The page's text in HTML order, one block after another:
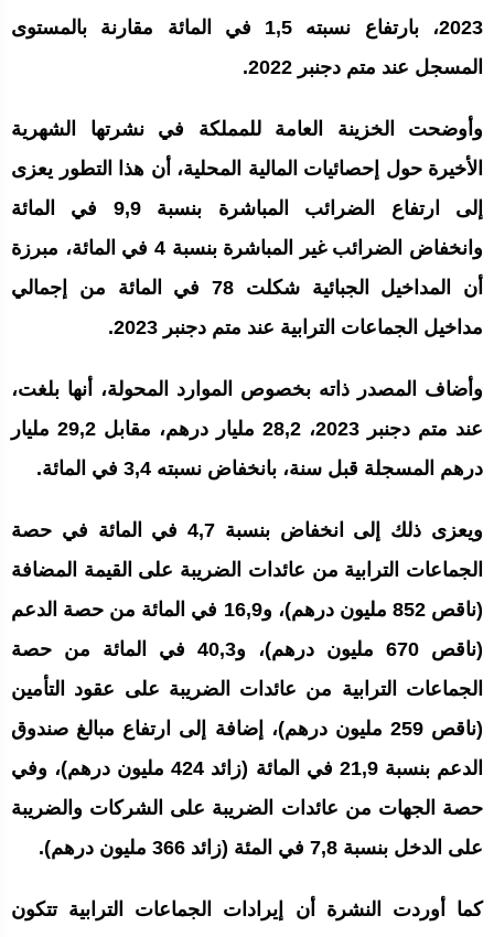
2023، بارتفاع نسبته 1,5 في المائة مقارنة بالمستوى
المسجل عند متم دجنبر 2022.
وأوضحت الخزينة العامة للمملكة في نشرتها الشهرية
الأخيرة حول إحصائيات المالية المحلية، أن هذا التطور يعزى
إلى ارتفاع الضرائب المباشرة بنسبة 9,9 في المائة
وانخفاض الضرائب غير المباشرة بنسبة 4 في المائة، مبرزة
أن المداخيل الجبائية شكلت 78 في المائة من إجمالي
مداخيل الجماعات الترابية عند متم دجنبر 2023.
وأضاف المصدر ذاته بخصوص الموارد المحولة، أنها بلغت،
عند متم دجنبر 2023، 28,2 مليار درهم، مقابل 29,2 مليار
درهم المسجلة قبل سنة، بانخفاض نسبته 3,4 في المائة.
ويعزى ذلك إلى انخفاض بنسبة 4,7 في المائة في حصة
الجماعات الترابية من عائدات الضريبة على القيمة المضافة
(ناقص 852 مليون درهم)، و16,9 في المائة من حصة الدعم
(ناقص 670 مليون درهم)، و40,3 في المائة من حصة
الجماعات الترابية من عائدات الضريبة على عقود التأمين
(ناقص 259 مليون درهم)، إضافة إلى ارتفاع مبالغ صندوق
الدعم بنسبة 21,9 في المائة (زائد 424 مليون درهم)، وفي
حصة الجهات من عائدات الضريبة على الشركات والضريبة
على الدخل بنسبة 7,8 في المئة (زائد 366 مليون درهم).
كما أوردت النشرة أن إيرادات الجماعات الترابية تتكون